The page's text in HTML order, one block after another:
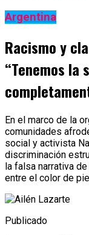
Argentina
Racismo y
“Tenemos la
En el marco de la
comunidades
social y activista
discriminación
la falsa narrativa
entre el color de
Publicado